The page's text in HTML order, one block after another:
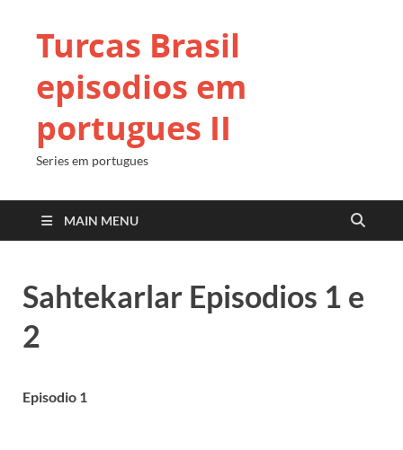
Turcas Brasil
episodios em
portugues II
Series em portugues
MAIN MENU
Sahtekarlar Episodios 1 e
2
Episodio 1